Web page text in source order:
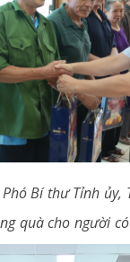
Bí thư Tỉnh
quà cho người